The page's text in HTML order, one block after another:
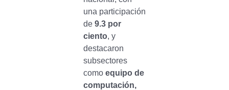
una participación
de 9.3 por
ciento, y
destacaron
subsectores
como equipo de
computación,